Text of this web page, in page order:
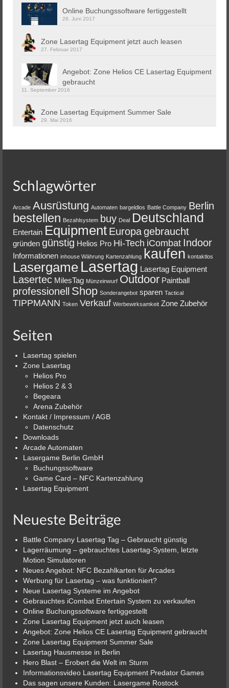
Online Buchungssoftware fertiggestellt
26. Juni 2017
Zone Lasertag Equipment jetzt auch leasen
27. Februar 2017
Angebot: Zone Helios CE Lasertag Equipment
gebraucht
11. September 2016
Zone Lasertag Equipment Summer Sale
29. Mai 2016
Schlagwörter
Arcade Ausrüstung Automaten bargeldlos Battle Company Berlin
bestellen Bezahlsystem buy Deal Deutschland
Entertain Equipment Europagebraucht
gründen günstig Helios Pro Hi-Tech iCombat Indoor
Informationen inhouse Währung Kartenzahlung kaufen kontaktlos
Lasergame Lasertag Lasertag Equipment
Lasertec MilesTag Münzeinwurf Outdoor Paintball
professionell Shop Sonderangebot sparen Tactical
TIPPMANN Token Verkauf Werbewirksamkeit Zone Zubehör
Seiten
Lasertag spielen
Zone Lasertag
Helios Pro
Helios 2 & 3
Begeara
Arena Zubehör
Kontakt / Impressum / AGB
Datenschutz
Downloads
Arcade Automaten
Lasergame Berlin GmbH
Buchungssoftware
Game Card – NFC Kartenzahlung
Lasertag Equipment
Neueste Beiträge
Battle Company Lasertag Tag – Gebraucht günstig
Lagerräumung – gebrauchtes Lasertag-System, letzte
Motion Simulatoren
Neues Angebot: NFC Bezahlkarten für Arcades
Werbung für Lasertag – was funktioniert?
Neue Lasertag Systeme im Angebot
Gebrauchtes iCombat Entertain System zu verkaufen
Online Buchungssoftware fertiggestellt
Zone Lasertag Equipment jetzt auch leasen
Angebot: Zone Helios CE Lasertag Equipment gebraucht
Zone Lasertag Equipment Summer Sale
Lasertag Hausmesse in Berlin
Hero Blast – Erobert die Welt im Sturm
Informationsvideo Lasertag Equipment Predator Games
Das sagen unsere Kunden: Lasergame Rostock